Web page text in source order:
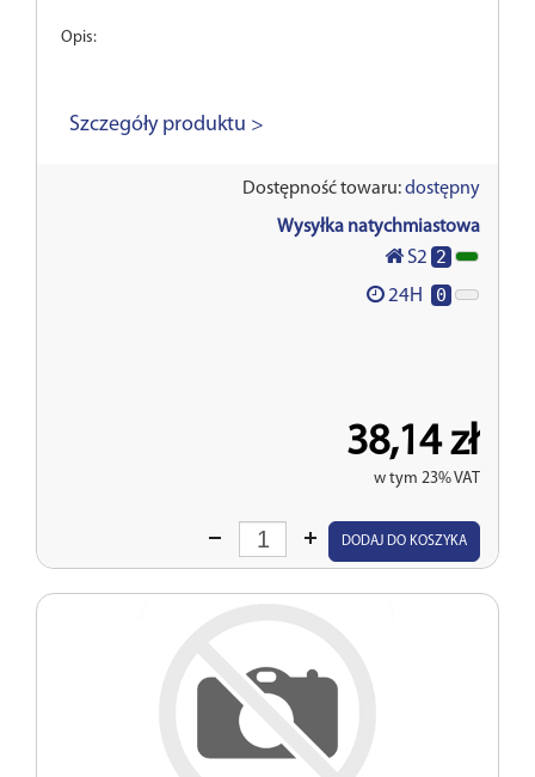
Opis:
Szczegóły produktu >
Dostępność towaru:dostępny
Wysyłka natychmiastowa
S2 2
24H 0
38,14 zł
w tym 23% VAT
Wprowadź
DODAJ DO KOSZYKA